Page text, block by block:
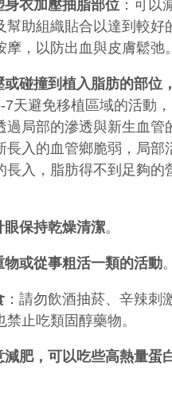
身衣加壓抽脂部位 ：可以
幫助組織貼合以達到較好
摩，以防出血與皮膚鬆弛。
或碰撞到植入脂肪的部位
7天避免移植區域的活動
過局部的滲透與新生血管
長入的血管鄉脆弱，局部
長入，脂肪得不到足夠的
眼保持乾燥清潔。
物或從事粗活一類的活動。
：請勿飲酒抽菸、辛辣刺
禁止吃類固醇藥物。
減肥，可以吃些高熱量蛋